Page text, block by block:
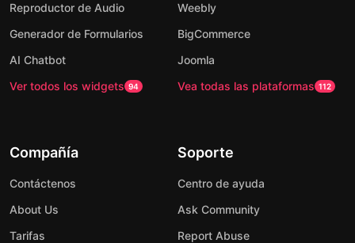
Reproductor de Audio
Generador de Formularios
AI Chatbot
Ver todos los widgets 94
Weebly
BigCommerce
Joomla
Vea todas las plataformas 112
Compañía
Contáctenos
About Us
Tarifas
Soporte
Centro de ayuda
Ask Community
Report Abuse